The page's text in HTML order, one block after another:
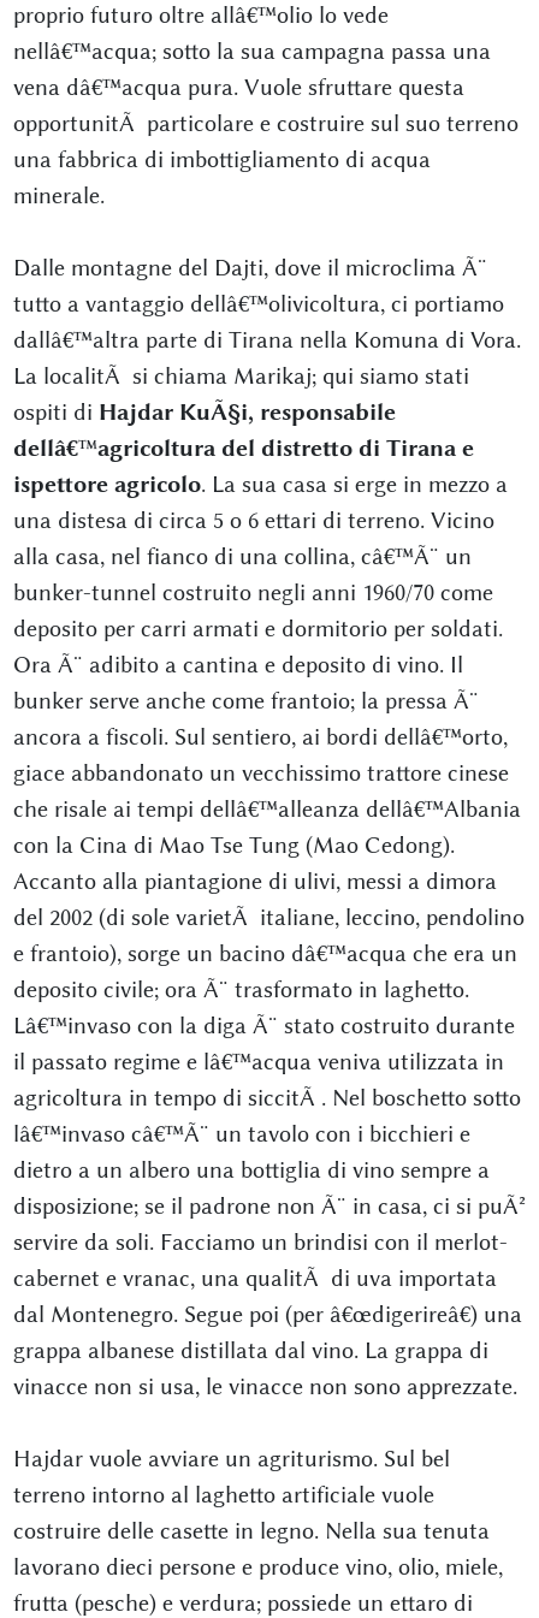
proprio futuro oltre allâ€™olio lo vede
nellâ€™acqua; sotto la sua campagna passa una
vena dâ€™acqua pura. Vuole sfruttare questa
opportunitÃ particolare e costruire sul suo terreno
una fabbrica di imbottigliamento di acqua
minerale.
Dalle montagne del Dajti, dove il microclima Ã¨
tutto a vantaggio dellâ€™olivicoltura, ci portiamo
dallâ€™altra parte di Tirana nella Komuna di Vora.
La localitÃ si chiama Marikaj; qui siamo stati
ospiti di Hajdar KuÃ§i, responsabile
dellâ€™agricoltura del distretto di Tirana e
ispettore agricolo. La sua casa si erge in mezzo a
una distesa di circa 5 o 6 ettari di terreno. Vicino
alla casa, nel fianco di una collina, câ€™Ã¨ un
bunker-tunnel costruito negli anni 1960/70 come
deposito per carri armati e dormitorio per soldati.
Ora Ã¨ adibito a cantina e deposito di vino. Il
bunker serve anche come frantoio; la pressa Ã¨
ancora a fiscoli. Sul sentiero, ai bordi dellâ€™orto,
giace abbandonato un vecchissimo trattore cinese
che risale ai tempi dellâ€™alleanza dellâ€™Albania
con la Cina di Mao Tse Tung (Mao Cedong).
Accanto alla piantagione di ulivi, messi a dimora
del 2002 (di sole varietÃ italiane, leccino, pendolino
e frantoio), sorge un bacino dâ€™acqua che era un
deposito civile; ora Ã¨ trasformato in laghetto.
Lâ€™invaso con la diga Ã¨ stato costruito durante
il passato regime e lâ€™acqua veniva utilizzata in
agricoltura in tempo di siccitÃ . Nel boschetto sotto
lâ€™invaso câ€™Ã¨ un tavolo con i bicchieri e
dietro a un albero una bottiglia di vino sempre a
disposizione; se il padrone non Ã¨ in casa, ci si puÃ²
servire da soli. Facciamo un brindisi con il merlot-
cabernet e vranac, una qualitÃ di uva importata
dal Montenegro. Segue poi (per â€œdigerireâ€) una
grappa albanese distillata dal vino. La grappa di
vinacce non si usa, le vinacce non sono apprezzate.
Hajdar vuole avviare un agriturismo. Sul bel
terreno intorno al laghetto artificiale vuole
costruire delle casette in legno. Nella sua tenuta
lavorano dieci persone e produce vino, olio, miele,
frutta (pesche) e verdura; possiede un ettaro di